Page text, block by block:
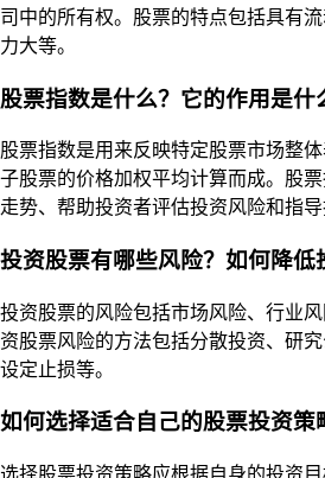
司中的所有权。股票的特点包括具有
力大等。
股票指数是什么？它的作用是什
股票指数是用来反映特定股票市场整
子股票的价格加权平均计算而成。股
走势、帮助投资者评估投资风险和指导
投资股票有哪些风险？如何降低
投资股票的风险包括市场风险、行业
资股票风险的方法包括分散投资、研究
设定止损等。
如何选择适合自己的股票投资策